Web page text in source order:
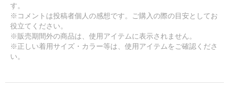
す。
※コメントは投稿者個人の感想です。ご購入の際の目安としてお
役立てください。
※販売期間外の商品は、使用アイテムに表示されません。
※正しい着用サイズ・カラー等は、使用アイテムをご確認くださ
い。